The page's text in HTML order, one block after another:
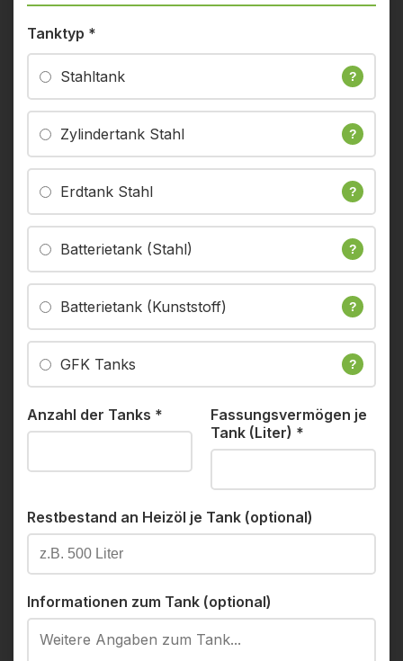
Tanktyp *
Stahltank ?
Zylindertank Stahl ?
Erdtank Stahl ?
Batterietank (Stahl) ?
Batterietank (Kunststoff) ?
GFK Tanks ?
Anzahl der Tanks *
Fassungsvermögen je
Tank (Liter) *
Restbestand an Heizöl je Tank (optional)
Informationen zum Tank (optional)